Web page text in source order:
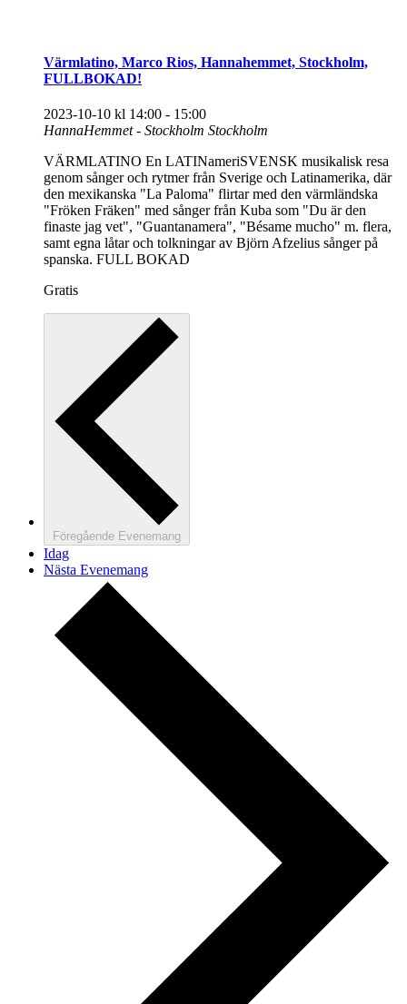
Värmlatino, Marco Rios, Hannahemmet, Stockholm,
FULLBOKAD!
2023-10-10 kl 14:00 - 15:00
HannaHemmet - Stockholm Stockholm
VÄRMLATINO En LATINameriSVENSK musikalisk resa
genom sånger och rytmer från Sverige och Latinamerika, där
den mexikanska "La Paloma" flirtar med den värmländska
"Fröken Fräken" med sånger från Kuba som "Du är den
finaste jag vet", "Guantanamera", "Bésame mucho" m. flera,
samt egna låtar och tolkningar av Björn Afzelius sånger på
spanska. FULL BOKAD
Gratis
Föregående Evenemang
Idag
Nästa Evenemang